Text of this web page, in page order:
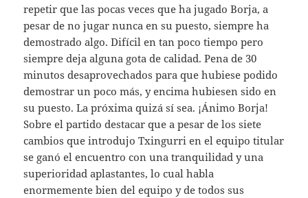
repetir que las pocas veces que ha jugado Borja, a
pesar de no jugar nunca en su puesto, siempre ha
demostrado algo. Difícil en tan poco tiempo pero
siempre deja alguna gota de calidad. Pena de 30
minutos desaprovechados para que hubiese podido
demostrar un poco más, y encima hubiesen sido en
su puesto. La próxima quizá sí sea. ¡Ánimo Borja!
Sobre el partido destacar que a pesar de los siete
cambios que introdujo Txingurri en el equipo titular
se ganó el encuentro con una tranquilidad y una
superioridad aplastantes, lo cual habla
enormemente bien del equipo y de todos sus